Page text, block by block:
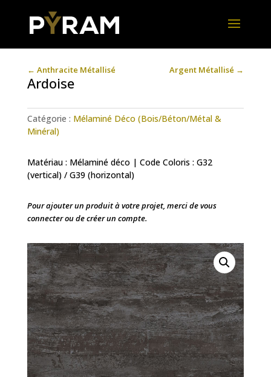
← Anthracite Métallisé Argent Métallisé →
Ardoise
Catégorie : Mélaminé Déco (Bois/Béton/Métal &
Minéral)
Matériau : Mélaminé déco | Code Coloris : G32
(vertical) / G39 (horizontal)
Pour ajouter un produit à votre projet, merci de vous
connecter ou de créer un compte.